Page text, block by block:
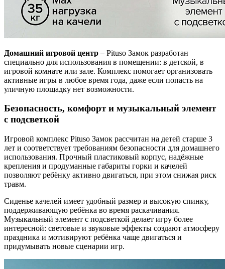
Домашний игровой центр – Pituso Замок разработан
специально для использования в помещении: в детской, в
игровой комнате или зале. Комплекс помогает организовать
активные игры в любое время года, даже если попасть на
уличную площадку нет возможности.
Безопасность, комфорт и музыкальный элемент
с подсветкой
Игровой комплекс Pituso Замок рассчитан на детей старше 3
лет и соответствует требованиям безопасности для домашнего
использования. Прочный пластиковый корпус, надёжные
крепления и продуманные габариты горки и качелей
позволяют ребёнку активно двигаться, при этом снижая риск
травм.
Сиденье качелей имеет удобный размер и высокую спинку,
поддерживающую ребёнка во время раскачивания.
Музыкальный элемент с подсветкой делает игру более
интересной: световые и звуковые эффекты создают атмосферу
праздника и мотивируют ребёнка чаще двигаться и
придумывать новые сценарии игр.